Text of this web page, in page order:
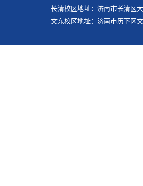
长清校区地址：济南市长清区
文东校区地址：济南市历下区